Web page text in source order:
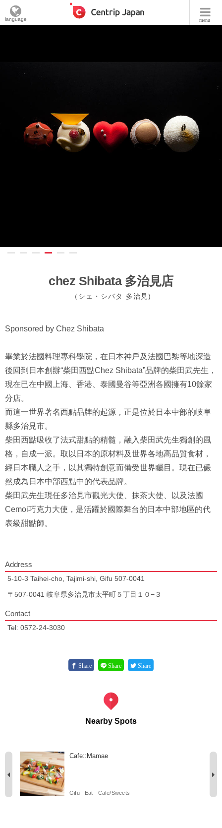
menu
language
chez Shibata 多治見店
（シェ・シバタ 多治見)
Sponsored by Chez Shibata
畢業於法國料理專科學院，在日本神戶及法國巴黎等地深造
後回到日本創辦“柴田西點Chez Shibata”品牌的柴田武先生，
現在已在中國上海、香港、泰國曼谷等亞洲各國擁有10餘家
分店。
而這一世界著名西點品牌的起源，正是位於日本中部的岐阜
縣多治見市。
柴田西點吸收了法式甜點的精髓，融入柴田武先生獨創的風
格，自成一派。取以日本的原材料及世界各地高品質食材，
經日本職人之手，以其獨特創意而備受世界矚目。現在已儼
然成為日本中部西點中的代表品牌。
柴田武先生現任多治見市觀光大使、抹茶大使、以及法國
Cemoi巧克力大使，是活躍於國際舞台的日本中部地區的代
表級甜點師。
Address
5-10-3 Taihei-cho, Tajimi-shi, Gifu 507-0041
〒507-0041 岐阜県多治見市太平町５丁目１０−３
Contact
Tel: 0572-24-3030
Share Share Share
Nearby Spots
Cafe::Mamae
Gifu Eat Cafe/Sweets